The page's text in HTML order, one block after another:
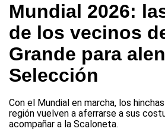
Mundial 2026:
de los vecinos
Grande para
Selección
Con el Mundial en marcha, los
región vuelven a aferrarse a sus
acompañar a la Scaloneta.